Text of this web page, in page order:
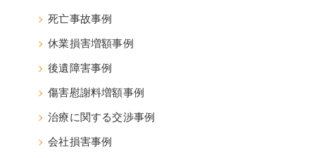
死亡事故事例
休業損害増額事例
後遺障害事例
傷害慰謝料増額事例
治療に関する交渉事例
会社損害事例